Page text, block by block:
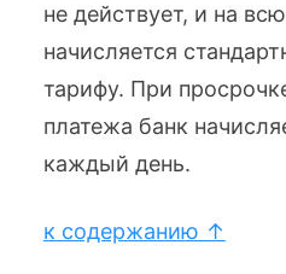
не действует, и на
начисляется
тарифу. При
платежа банк
каждый день.
к содержанию ↑